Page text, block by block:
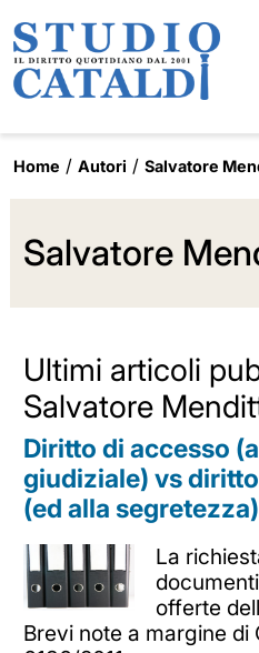
Home Autori Salvatore
Salvatore
Ultimi articoli
Salvatore
Diritto di accesso
giudiziale) vs
(ed alla segretezza)
La
offerte
Brevi note a margine di